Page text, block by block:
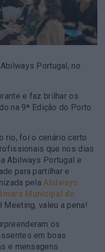
Portugal, no
e faz brilhar os
na 9ª Edição do Porto
rio, foi o cenário certo
que nos dias
Abilways Portugal e
para partilhar e
pela Abilways
Municipal do
Meeting, valeu a pena!
os
em boas
e mensagens